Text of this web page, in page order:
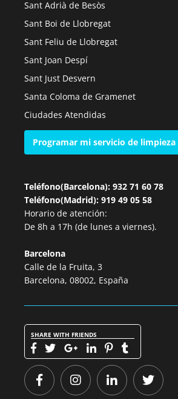
Sant Adrià de Besòs
Sant Boi de Llobregat
Sant Feliu de Llobregat
Sant Joan Despí
Sant Just Desvern
Santa Coloma de Gramenet
Ciudades Atendidas
Programar mi servicio de limpieza
Teléfono(Barcelona): 932 71 60 78
Teléfono(Madrid): 919 49 05 58
Horario de atención:
De 8h a 17h (de lunes a viernes).
Barcelona
Calle de la Fruita, 3
Barcelona, 08002, España
SHARE WITH FRIENDS